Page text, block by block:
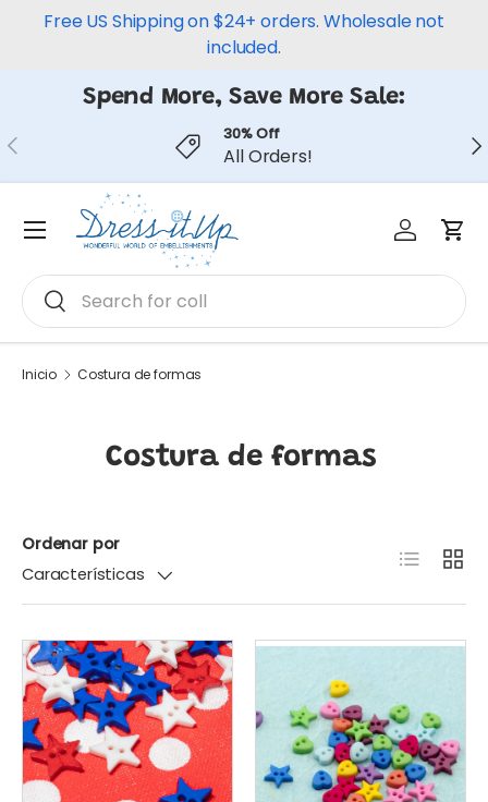
Free US Shipping on $24+ orders. Wholesale not
included.
Spend More, Save More Sale:
Anterior 30% Off
All Orders!
Buscar
Buscar
Iniciar
Menú
Inicio Costura de formas
Costura de formas
Ordenar por
Características
Lista